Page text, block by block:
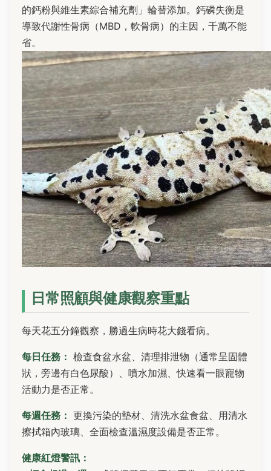
的鈣粉與維生素綜合補充劑」輪替添加。鈣磷失衡是
導致代謝性骨病（MBD，軟骨病）的主因，千萬不能
省。
日常照顧與健康觀察重點
每天花五分鐘觀察，勝過生病時花大錢看病。
每日任務： 檢查食盆水盆、清理排泄物（通常呈固體
狀，旁邊有白色尿酸）、噴水加濕、快速看一眼寵物
活動力是否正常。
每週任務： 更換污染的墊材、清洗水盆食盆、用清水
擦拭箱內玻璃、全面檢查溫濕度設備是否正常。
健康紅燈警訊：